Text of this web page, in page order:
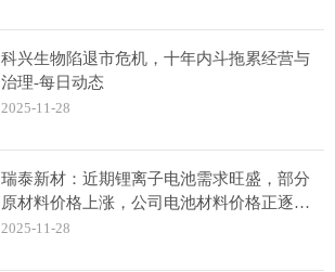
科兴生物陷退市危机，十年内斗拖累经营与
治理-每日动态
2025-11-28
瑞泰新材：近期锂离子电池需求旺盛，部分
原材料价格上涨，公司电池材料价格正逐步
抬升
2025-11-28